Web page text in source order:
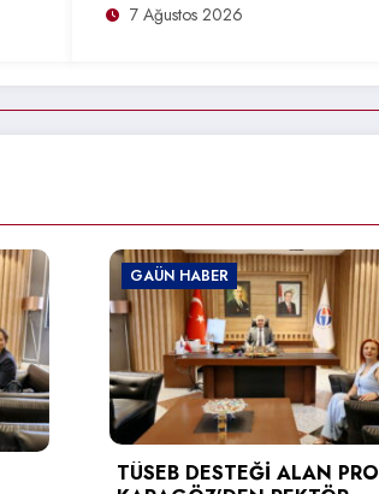
7 Ağustos 2026
GAÜN HABER
TÜSEB DESTEĞİ ALAN PROF. DR.